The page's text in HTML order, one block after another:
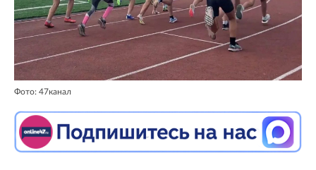
Фото: 47канал